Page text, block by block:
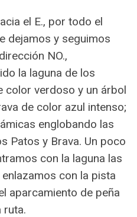
el E., por todo el
dejamos y seguimos
NO.,
la laguna de los
color verdoso y un árbol
de color azul intenso;
englobando las
Patos y Brava. Un poco
con la laguna las
con la pista
aparcamiento de peña
ruta.